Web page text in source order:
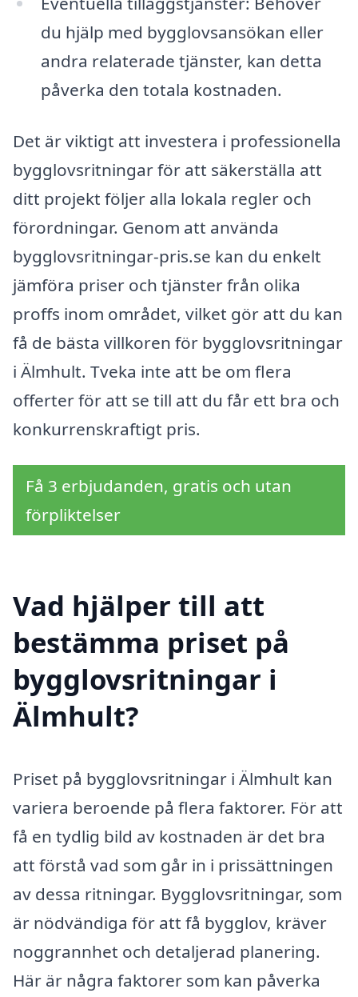
du hjälp med bygglovsansökan eller
andra relaterade tjänster, kan detta
påverka den totala kostnaden.
Det är viktigt att investera i professionella
bygglovsritningar för att säkerställa att
ditt projekt följer alla lokala regler och
förordningar. Genom att använda
bygglovsritningar-pris.se kan du enkelt
jämföra priser och tjänster från olika
proffs inom området, vilket gör att du kan
få de bästa villkoren för bygglovsritningar
i Älmhult. Tveka inte att be om flera
offerter för att se till att du får ett bra och
konkurrenskraftigt pris.
Få 3 erbjudanden, gratis och utan
förpliktelser
Vad hjälper till att
bestämma priset på
bygglovsritningar i
Älmhult?
Priset på bygglovsritningar i Älmhult kan
variera beroende på flera faktorer. För att
få en tydlig bild av kostnaden är det bra
att förstå vad som går in i prissättningen
av dessa ritningar. Bygglovsritningar, som
är nödvändiga för att få bygglov, kräver
noggrannhet och detaljerad planering.
Här är några faktorer som kan påverka